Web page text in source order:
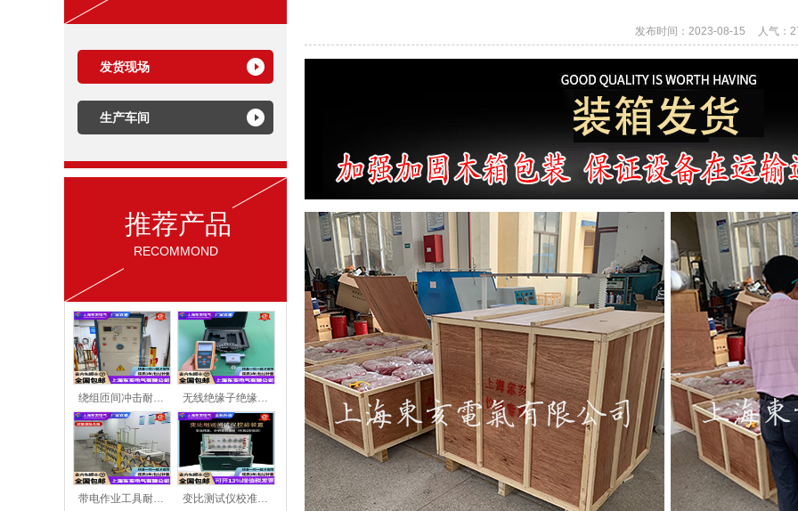
发货现场
生产车间
推荐产品
RECOMMOND
绕组匝间冲击耐… 无线绝缘子绝缘…
带电作业工具耐… 变比测试仪校准…
发布时间：2023-08-15 人气：